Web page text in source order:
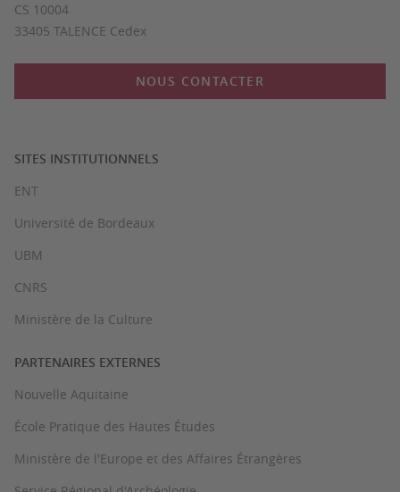
CS 10004
33405 TALENCE Cedex
NOUS CONTACTER
SITES INSTITUTIONNELS
ENT
Université de Bordeaux
UBM
CNRS
Ministère de la Culture
PARTENAIRES EXTERNES
Nouvelle Aquitaine
École Pratique des Hautes Études
Ministère de l'Europe et des Affaires Étrangères